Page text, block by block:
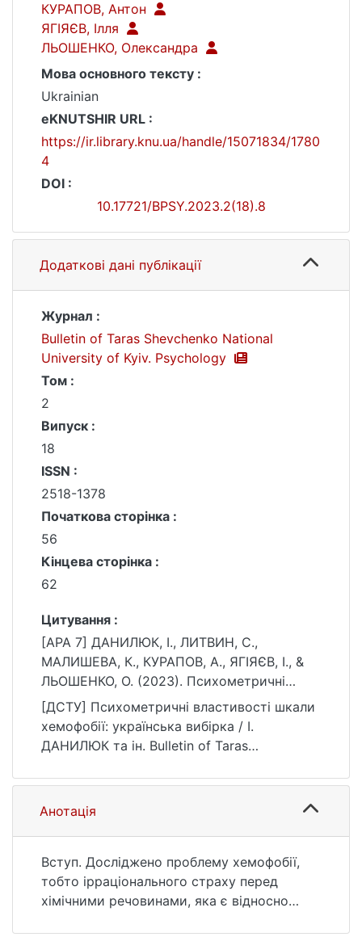
КУРАПОВ, Антон
ЯГІЯЄВ, Ілля
ЛЬОШЕНКО, Олександра
Мова основного тексту :
Ukrainian
eKNUTSHIR URL :
https://ir.library.knu.ua/handle/15071834/1780
4
DOI :
10.17721/BPSY.2023.2(18).8
Додаткові дані публікації
Журнал :
Bulletin of Taras Shevchenko National
University of Kyiv. Psychology
Том :
2
Випуск :
18
ISSN :
2518-1378
Початкова сторінка :
56
Кінцева сторінка :
62
Цитування :
[APA 7] ДАНИЛЮК, І., ЛИТВИН, С.,
МАЛИШЕВА, К., КУРАПОВ, А., ЯГІЯЄВ, І., &
ЛЬОШЕНКО, О. (2023). Психометричні
властивості шкали хемофобії: українська
вибірка. Bulletin of Taras Shevchenko
National University of Kyiv. Psychology,
https://doi.org/10.17721/BPSY.2023.2(18).8
[ДСТУ] Психометричні властивості шкали
хемофобії: українська вибірка / І.
ДАНИЛЮК та ін. Bulletin of Taras
Psychology. 2023. Т. 2, № 18. С. 56—62.
DOI: 10.17721/BPSY.2023.2(18).8 (дата
звернення: 25.07.2026).
Анотація
Вступ. Досліджено проблему хемофобії,
тобто ірраціонального страху перед
хімічними речовинами, яка є відносно